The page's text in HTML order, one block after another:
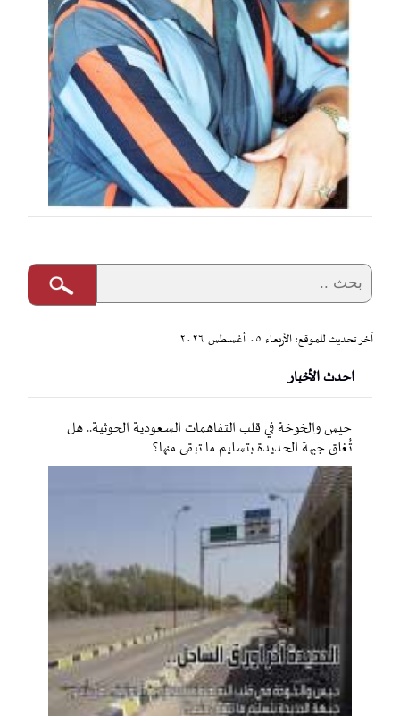
آخر تحديث للموقع: الأربعاء ٠٥ أغسطس ٢٠٢٦
احدث الأخبار
حيس والخوخة في قلب التفاهمات السعودية الحوثية.. هل
تُغلق جبهة الحديدة بتسليم ما تبقى منها؟